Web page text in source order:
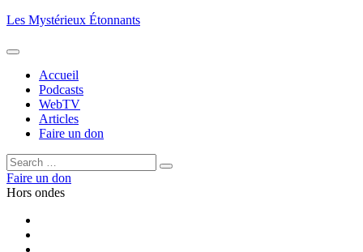
Aller
contenu
Les Mystérieux Étonnants
Accueil
Podcasts
WebTV
Articles
Faire un don
Rechercher :
Rechercher
Faire un don
Hors ondes